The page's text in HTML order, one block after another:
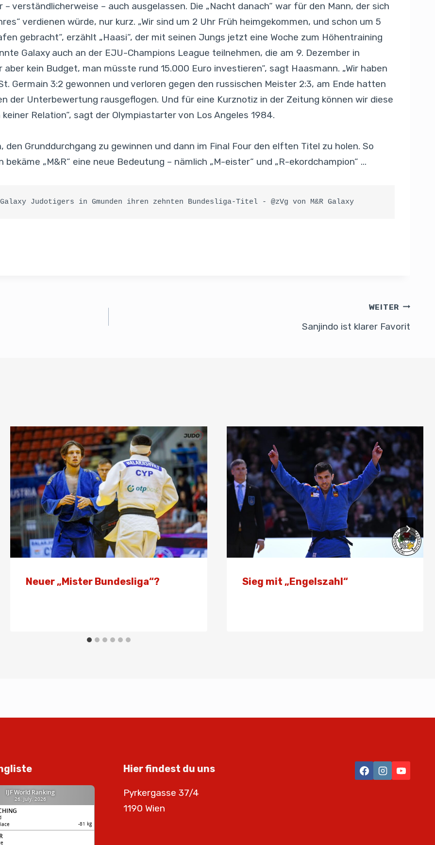
verständlicherweise – auch ausgelassen. Die „Nacht danach“ war für den Mann, der sich
verdienen würde, nur kurz. „Wir sind um 2 Uhr Früh heimgekommen, und schon um 5
gebracht“, erzählt „Haasi“, der mit seinen Jungs jetzt eine Woche zum Höhentraining
Galaxy auch an der EJU-Champions League teilnehmen, die am 9. Dezember in
kein Budget, man müsste rund 15.000 Euro investieren“, sagt Haasmann. „Wir haben
Germain 3:2 gewonnen und verloren gegen den russischen Meister 2:3, am Ende hatten
der Unterbewertung rausgeflogen. Und für eine Kurznotiz in der Zeitung können wir diese
Relation“, sagt der Olympiastarter von Los Angeles 1984.
Grunddurchgang zu gewinnen und dann im Final Four den elften Titel zu holen. So
„M&R“ eine neue Bedeutung – nämlich „M-eister“ und „R-ekordchampion“ …
Judotigers in Gmunden ihren zehnten Bundesliga-Titel - @zVg von M&R Galaxy
WEITER
Sanjindo ist klarer Favorit
Neuer „Mister Bundesliga“? Sieg mit „Engelszahl“
Hier findest du uns
Pyrkergasse 37/4
1190 Wien